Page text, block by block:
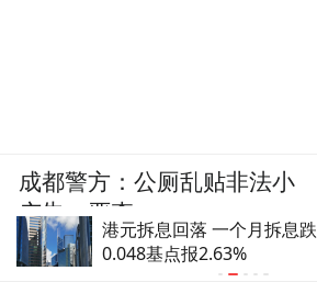
港元拆息回落 一个月拆息跌
0.048基点报2.63%
成都警方：公厕乱贴非法小
广告，严查
成都公安